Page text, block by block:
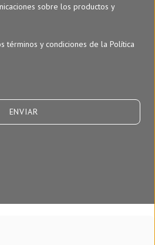
sobre los productos y
términos y condiciones de la Política